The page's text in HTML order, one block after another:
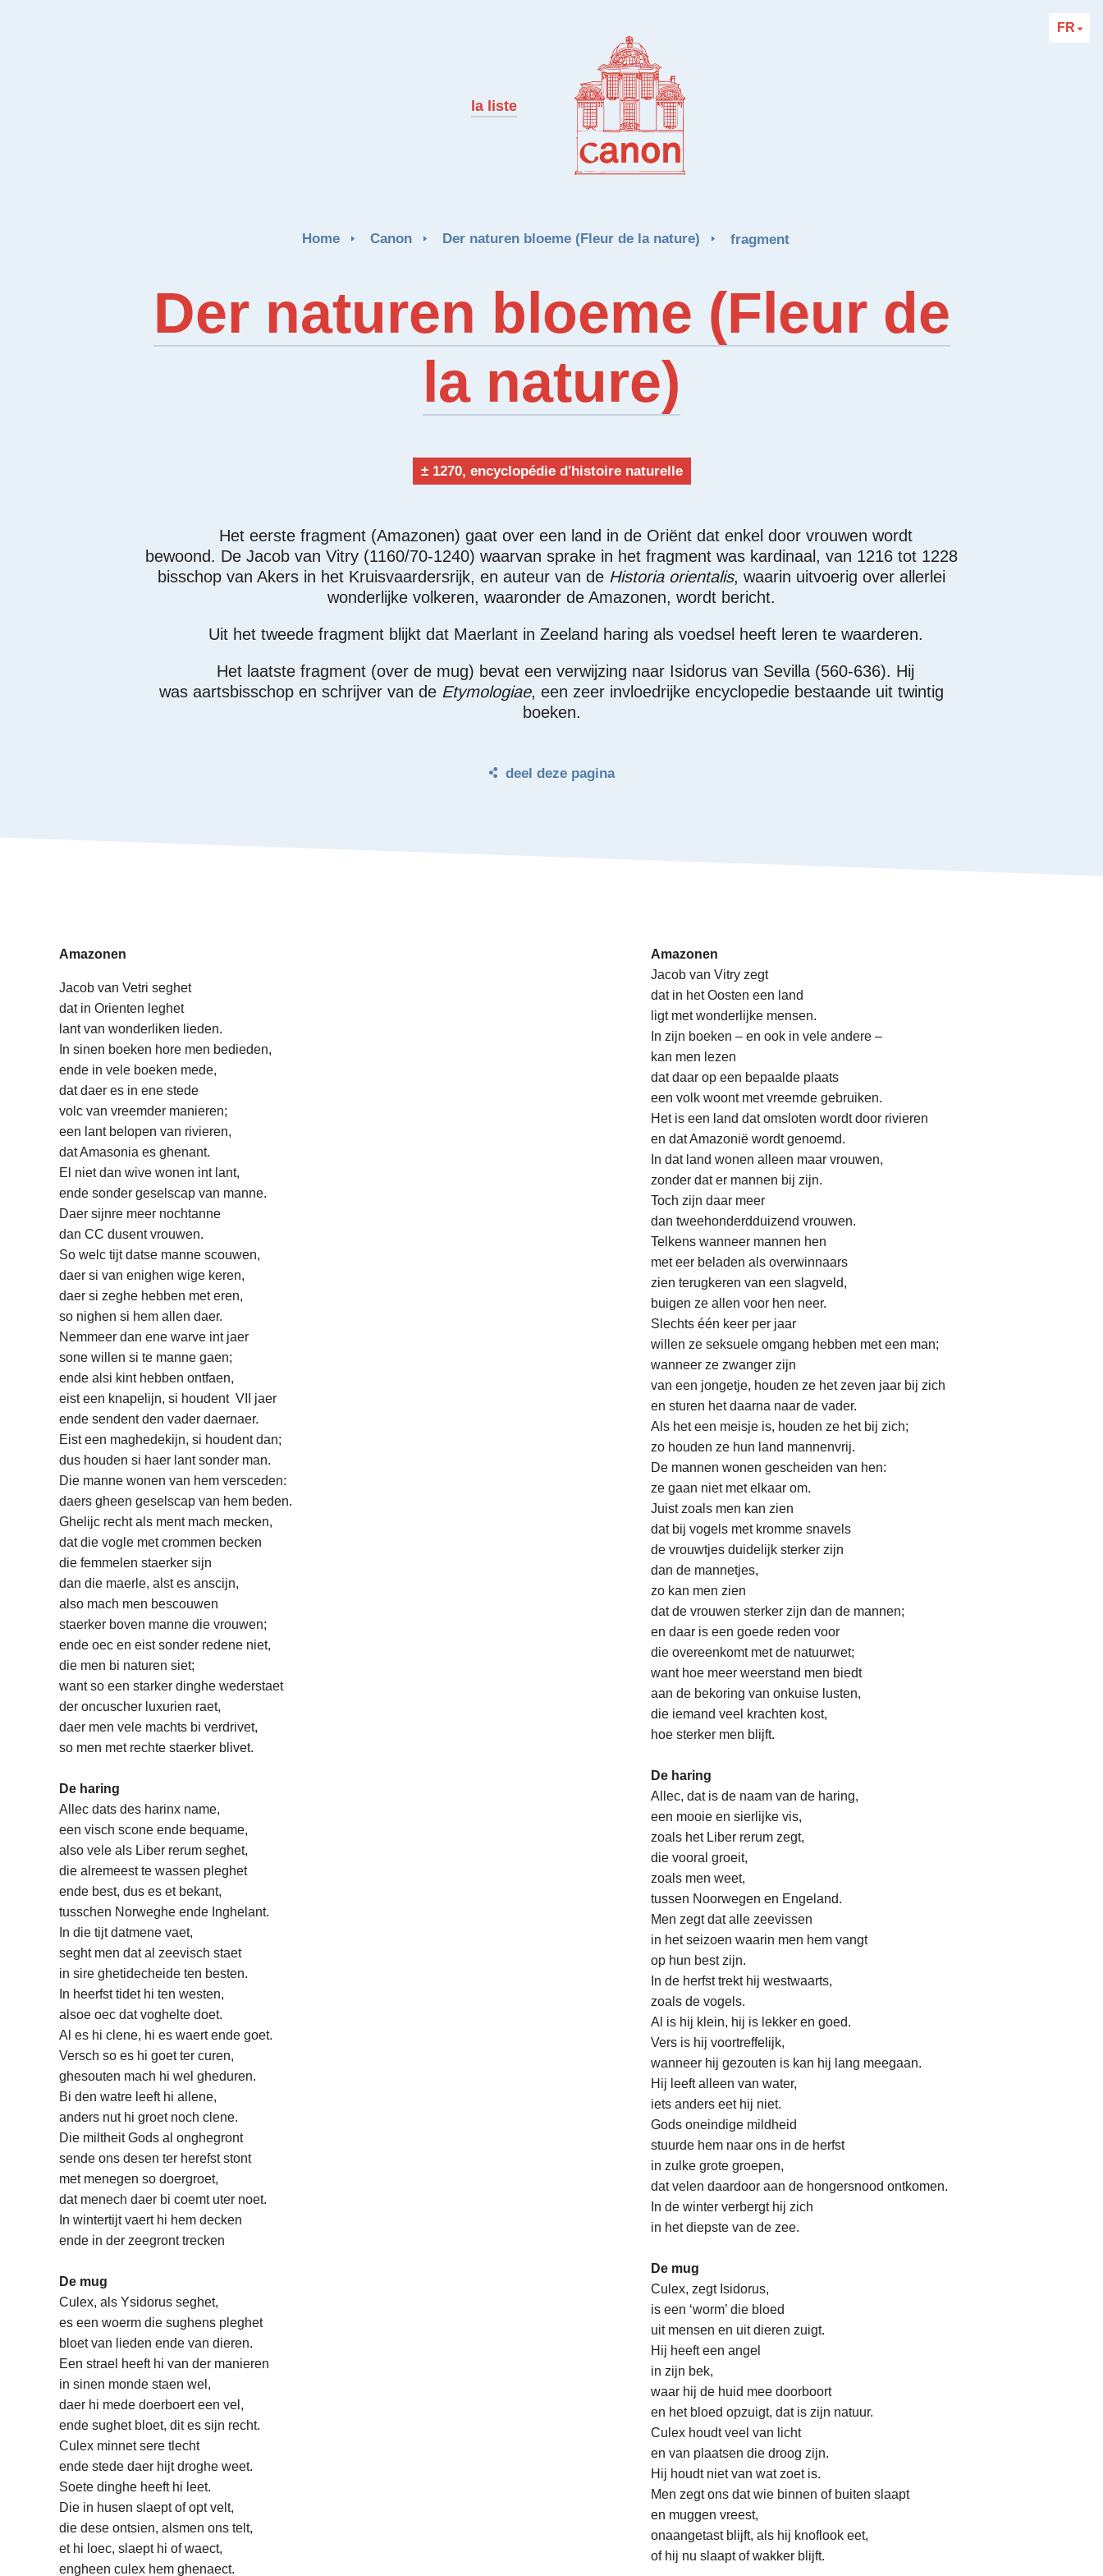
FR
la liste
Home Canon Der naturen bloeme (Fleur de la nature) fragment
Der naturen bloeme (Fleur de
la nature)
± 1270, encyclopédie d'histoire naturelle
Het eerste fragment (Amazonen) gaat over een land in de Oriënt dat enkel door vrouwen wordt
bewoond. De Jacob van Vitry (1160/70-1240) waarvan sprake in het fragment was kardinaal, van 1216 tot 1228
bisschop van Akers in het Kruisvaardersrijk, en auteur van de Historia orientalis, waarin uitvoerig over allerlei
wonderlijke volkeren, waaronder de Amazonen, wordt bericht.
Uit het tweede fragment blijkt dat Maerlant in Zeeland haring als voedsel heeft leren te waarderen.
Het laatste fragment (over de mug) bevat een verwijzing naar Isidorus van Sevilla (560-636). Hij
was aartsbisschop en schrijver van de Etymologiae, een zeer invloedrijke encyclopedie bestaande uit twintig
boeken.
deel deze pagina
Amazonen
Jacob van Vetri seghet
dat in Orienten leghet
lant van wonderliken lieden.
In sinen boeken hore men bedieden,
ende in vele boeken mede,
dat daer es in ene stede
volc van vreemder manieren;
een lant belopen van rivieren,
dat Amasonia es ghenant.
El niet dan wive wonen int lant,
ende sonder geselscap van manne.
Daer sijnre meer nochtanne
dan CC dusent vrouwen.
So welc tijt datse manne scouwen,
daer si van enighen wige keren,
daer si zeghe hebben met eren,
so nighen si hem allen daer.
Nemmeer dan ene warve int jaer
sone willen si te manne gaen;
ende alsi kint hebben ontfaen,
eist een knapelijn, si houdent VII jaer
ende sendent den vader daernaer.
Eist een maghedekijn, si houdent dan;
dus houden si haer lant sonder man.
Die manne wonen van hem versceden:
daers gheen geselscap van hem beden.
Ghelijc recht als ment mach mecken,
dat die vogle met crommen becken
die femmelen staerker sijn
dan die maerle, alst es anscijn,
also mach men bescouwen
staerker boven manne die vrouwen;
ende oec en eist sonder redene niet,
die men bi naturen siet;
want so een starker dinghe wederstaet
der oncuscher luxurien raet,
daer men vele machts bi verdrivet,
so men met rechte staerker blivet.
De haring
Allec dats des harinx name,
een visch scone ende bequame,
also vele als Liber rerum seghet,
die alremeest te wassen pleghet
ende best, dus es et bekant,
tusschen Norweghe ende Inghelant.
In die tijt datmene vaet,
seght men dat al zeevisch staet
in sire ghetidecheide ten besten.
In heerfst tidet hi ten westen,
alsoe oec dat voghelte doet.
Al es hi clene, hi es waert ende goet.
Versch so es hi goet ter curen,
ghesouten mach hi wel gheduren.
Bi den watre leeft hi allene,
anders nut hi groet noch clene.
Die miltheit Gods al onghegront
sende ons desen ter herefst stont
met menegen so doergroet,
dat menech daer bi coemt uter noet.
In wintertijt vaert hi hem decken
ende in der zeegront trecken
De mug
Culex, als Ysidorus seghet,
es een woerm die sughens pleghet
bloet van lieden ende van dieren.
Een strael heeft hi van der manieren
in sinen monde staen wel,
daer hi mede doerboert een vel,
ende sughet bloet, dit es sijn recht.
Culex minnet sere tlecht
ende stede daer hijt droghe weet.
Soete dinghe heeft hi leet.
Die in husen slaept of opt velt,
die dese ontsien, alsmen ons telt,
et hi loec, slaept hi of waect,
engheen culex hem ghenaect.
Amazonen
Jacob van Vitry zegt
dat in het Oosten een land
ligt met wonderlijke mensen.
In zijn boeken – en ook in vele andere –
kan men lezen
dat daar op een bepaalde plaats
een volk woont met vreemde gebruiken.
Het is een land dat omsloten wordt door rivieren
en dat Amazonië wordt genoemd.
In dat land wonen alleen maar vrouwen,
zonder dat er mannen bij zijn.
Toch zijn daar meer
dan tweehonderdduizend vrouwen.
Telkens wanneer mannen hen
met eer beladen als overwinnaars
zien terugkeren van een slagveld,
buigen ze allen voor hen neer.
Slechts één keer per jaar
willen ze seksuele omgang hebben met een man;
wanneer ze zwanger zijn
van een jongetje, houden ze het zeven jaar bij zich
en sturen het daarna naar de vader.
Als het een meisje is, houden ze het bij zich;
zo houden ze hun land mannenvrij.
De mannen wonen gescheiden van hen:
ze gaan niet met elkaar om.
Juist zoals men kan zien
dat bij vogels met kromme snavels
de vrouwtjes duidelijk sterker zijn
dan de mannetjes,
zo kan men zien
dat de vrouwen sterker zijn dan de mannen;
en daar is een goede reden voor
die overeenkomt met de natuurwet;
want hoe meer weerstand men biedt
aan de bekoring van onkuise lusten,
die iemand veel krachten kost,
hoe sterker men blijft.
De haring
Allec, dat is de naam van de haring,
een mooie en sierlijke vis,
zoals het Liber rerum zegt,
die vooral groeit,
zoals men weet,
tussen Noorwegen en Engeland.
Men zegt dat alle zeevissen
in het seizoen waarin men hem vangt
op hun best zijn.
In de herfst trekt hij westwaarts,
zoals de vogels.
Al is hij klein, hij is lekker en goed.
Vers is hij voortreffelijk,
wanneer hij gezouten is kan hij lang meegaan.
Hij leeft alleen van water,
iets anders eet hij niet.
Gods oneindige mildheid
stuurde hem naar ons in de herfst
in zulke grote groepen,
dat velen daardoor aan de hongersnood ontkomen.
In de winter verbergt hij zich
in het diepste van de zee.
De mug
Culex, zegt Isidorus,
is een ‘worm’ die bloed
uit mensen en uit dieren zuigt.
Hij heeft een angel
in zijn bek,
waar hij de huid mee doorboort
en het bloed opzuigt, dat is zijn natuur.
Culex houdt veel van licht
en van plaatsen die droog zijn.
Hij houdt niet van wat zoet is.
Men zegt ons dat wie binnen of buiten slaapt
en muggen vreest,
onaangetast blijft, als hij knoflook eet,
of hij nu slaapt of wakker blijft.